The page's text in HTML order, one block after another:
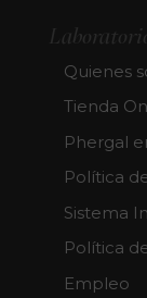
Quienes
Tienda
Phergal
Política
Sistema
Política
Empleo